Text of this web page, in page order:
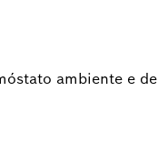
ambiente e de